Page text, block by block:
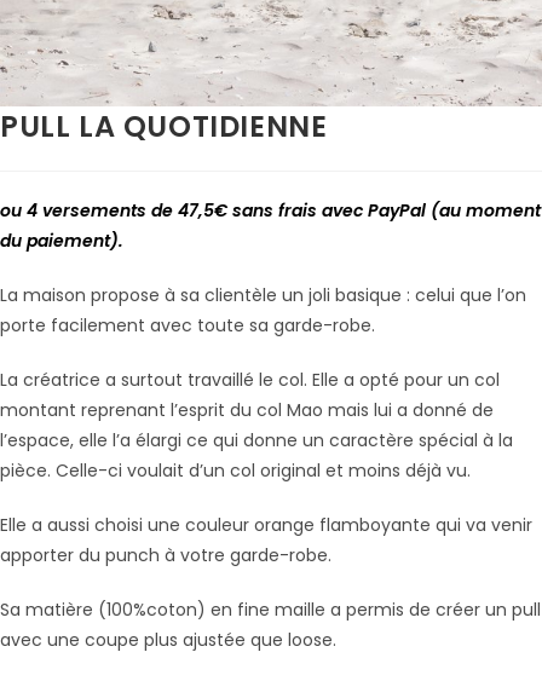
PULL LA QUOTIDIENNE
ou 4 versements de 47,5€ sans frais avec PayPal (au moment
du paiement).
La maison propose à sa clientèle un joli basique : celui que l’on
porte facilement avec toute sa garde-robe.
La créatrice a surtout travaillé le col. Elle a opté pour un col
montant reprenant l’esprit du col Mao mais lui a donné de
l’espace, elle l’a élargi ce qui donne un caractère spécial à la
pièce. Celle-ci voulait d’un col original et moins déjà vu.
Elle a aussi choisi une couleur orange flamboyante qui va venir
apporter du punch à votre garde-robe.
Sa matière (100%coton) en fine maille a permis de créer un pull
avec une coupe plus ajustée que loose.